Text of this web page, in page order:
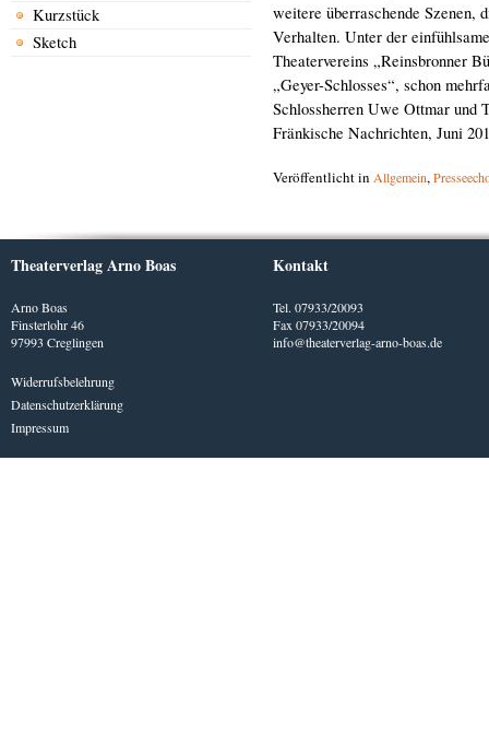
Kurzstück
Sketch
weitere überraschende Szenen,
Verhalten. Unter der
Theatervereins „Reinsbronner
„Geyer-Schlosses“, schon
Schlossherren Uwe Ottmar und
Fränkische Nachrichten, Juni
Veröffentlicht in Allgemein,
Theaterverlag Arno Boas
Arno Boas
Finsterlohr 46
97993 Creglingen
Widerrufsbelehrung
Datenschutzerklärung
Impressum
Kontakt
Tel. 07933/20093
Fax 07933/20094
info@theaterverlag-arno-boas.de